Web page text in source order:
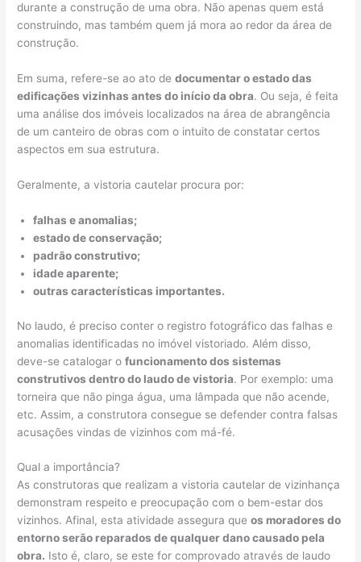
durante a construção de uma obra. Não apenas quem está
construindo, mas também quem já mora ao redor da área de
construção.
Em suma, refere-se ao ato dedocumentar o estado das
edificações vizinhas antes do início da obra. Ou seja, é feita
uma análise dos imóveis localizados na área de abrangência
de um canteiro de obras com o intuito de constatar certos
aspectos em sua estrutura.
Geralmente, a vistoria cautelar procura por:
falhas e anomalias;
estado de conservação;
padrão construtivo;
idade aparente;
outras características importantes.
No laudo, é preciso conter o registro fotográfico das falhas e
anomalias identificadas no imóvel vistoriado. Além disso,
deve-se catalogar ofuncionamento dos sistemas
construtivos dentro do laudo de vistoria. Por exemplo: uma
torneira que não pinga água, uma lâmpada que não acende,
etc. Assim, a construtora consegue se defender contra falsas
acusações vindas de vizinhos com má-fé.
Qual a importância?
As construtoras que realizam a vistoria cautelar de vizinhança
demonstram respeito e preocupação com o bem-estar dos
vizinhos. Afinal, esta atividade assegura queos moradores do
entorno serão reparados de qualquer dano causado pela
obra. Isto é, claro, se este for comprovado através de laudo